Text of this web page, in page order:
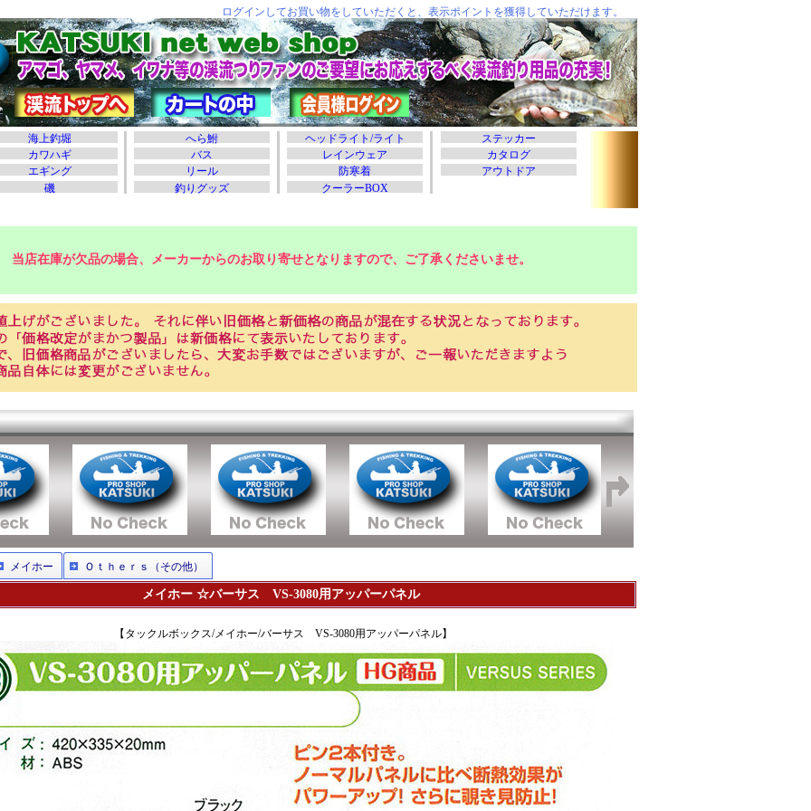
当店在庫が欠品の場合、メーカーからのお取り寄せとなりますので、ご了承くださいませ。
メイホー Ｏｔｈｅｒｓ（その他）
メイホー ☆バーサス VS-3080用アッパーパネル
【タックルボックス/メイホー/バーサス VS-3080用アッパーパネル】